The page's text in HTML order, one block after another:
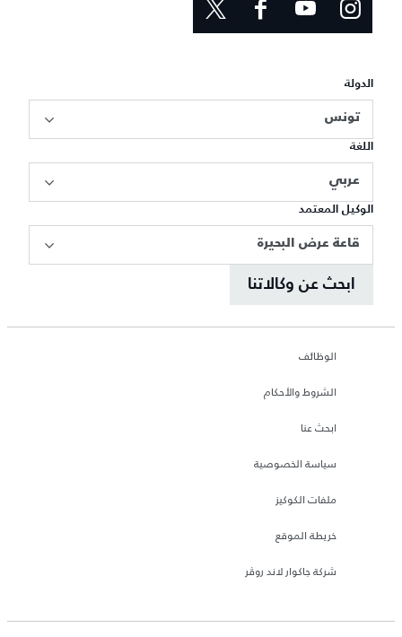
الدولة
تونس
اللغة
عربي
الوكيل المعتمد
قاعة عرض البحيرة
ابحث عن وكالاتنا
الوظائف
الشروط والأحكام
ابحث عنا
سياسة الخصوصية
ملفات الكوكيز
خريطة الموقع
شركة جاكوار لاند روڤر